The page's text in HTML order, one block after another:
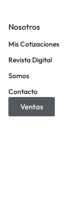
Nosotros
Mis Cotizaciones
Revista Digital
Somos
Contacto
Ventas